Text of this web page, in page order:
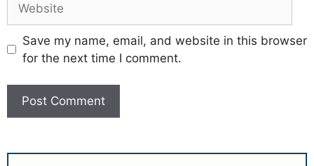
Save my name, email, and website in this browser
for the next time I comment.